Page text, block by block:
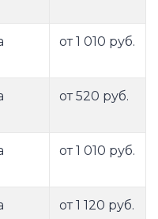
от 1 010 руб.
от 520 руб.
от 1 010 руб.
от 1 120 руб.